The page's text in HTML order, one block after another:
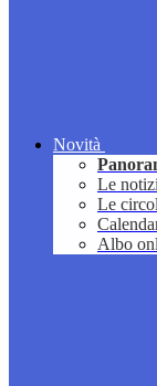
Novità
Le
Le
Albo